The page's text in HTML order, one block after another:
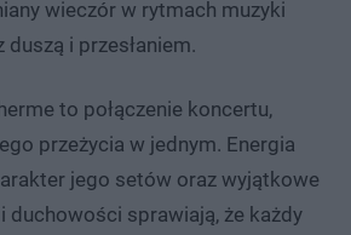
wieczór w rytmach muzyki
duszą i przesłaniem.
to połączenie koncertu,
przeżycia w jednym. Energia
jego setów oraz wyjątkowe
duchowości sprawiają, że każdy